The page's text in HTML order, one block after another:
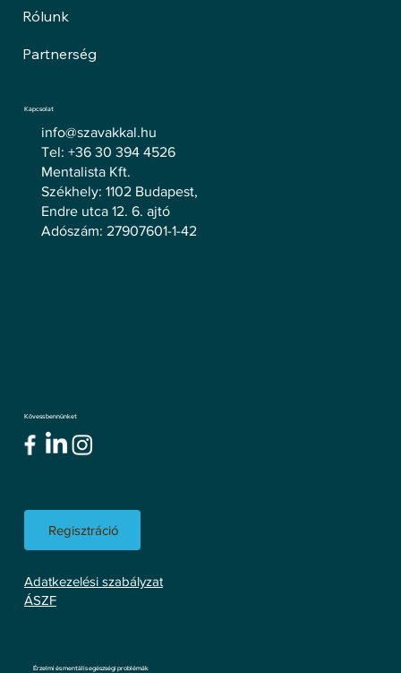
Rólunk
Partnerség
Kapcsolat
info@szavakkal.hu
Tel: +36 30 394 4526
Mentalista Kft.
Székhely: 1102 Budapest,
Endre utca 12. 6. ajtó
Adószám: 27907601-1-42
Kövess bennünket
Regisztráció
Adatkezelési szabályzat
ÁSZF
Érzelmi és mentális egészségi problémák